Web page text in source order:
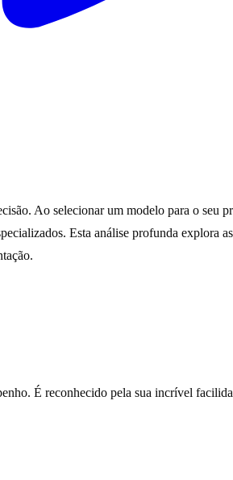
Ao selecionar um modelo para o seu
Esta análise profunda explora
É reconhecido pela sua incrível